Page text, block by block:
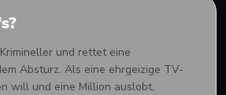
und rettet eine
Absturz. Als eine ehrgeizige TV-
will und eine Million auslobt,